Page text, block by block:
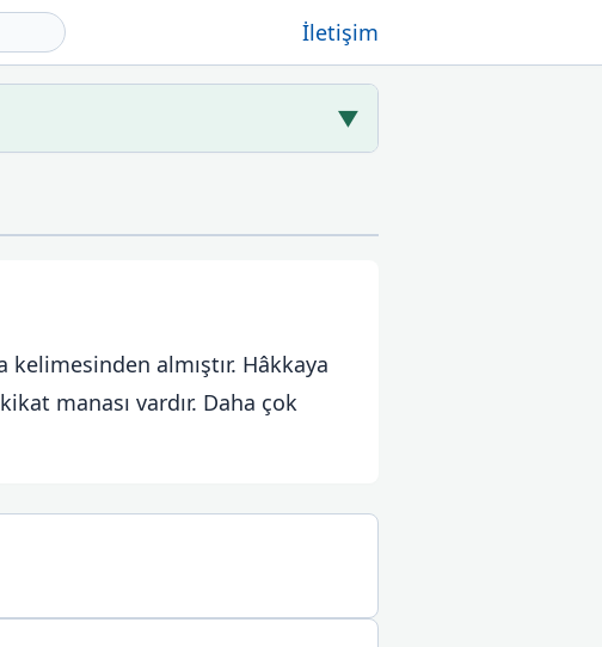
İletişim
▼
almıştır. Hâkkaya
manası vardır. Daha çok